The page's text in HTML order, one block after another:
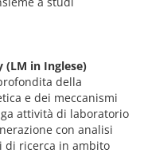
(LM in Inglese)
della
e dei meccanismi
attività di laboratorio
con analisi
di ricerca in ambito